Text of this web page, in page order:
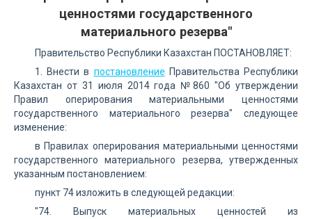
ценностями государственного
материального резерва"
Правительство Республики Казахстан ПОСТАНОВЛЯЕТ:
1. Внести в постановление Правительства Республики
Казахстан от 31 июля 2014 года №860 "Об утверждении
Правил оперирования материальными ценностями
государственного материального резерва" следующее
изменение:
в Правилах оперирования материальными ценностями
государственного материального резерва, утвержденных
указанным постановлением:
пункт 74 изложить в следующей редакции:
"74. Выпуск материальных ценностей из